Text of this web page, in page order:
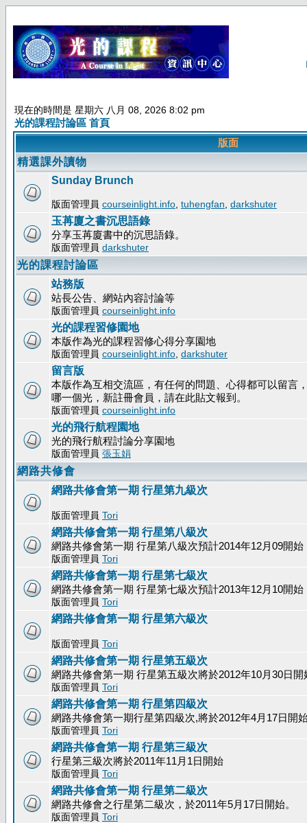
現在的時間是 星期六 八月 08, 2026 8:02 pm
光的課程討論區 首頁
版面
精選課外讀物
Sunday Brunch
版面管理員 courseinlight.info tuhengfan darkshuter
玉苒廈之書沉思語錄
分享玉苒廈書中的沉思語錄。
版面管理員 darkshuter
光的課程討論區
站務版
站長公告、網站內容討論等
版面管理員 courseinlight.info
光的課程習修園地
本版作為光的課程習修心得分享園地
版面管理員 courseinlight.info darkshuter
留言版
本版作為互相交流區，有任何的問題、心得都可以留言
哪一個光，新註冊會員，請在此貼文報到。
版面管理員 courseinlight.info
光的飛行航程園地
光的飛行航程討論分享園地
版面管理員 張玉娟
網路共修會
網路共修會第一期 行星第九級次
版面管理員 Tori
網路共修會第一期 行星第八級次
網路共修會第一期 行星第八級次預計2014年12月09開始
版面管理員 Tori
網路共修會第一期 行星第七級次
網路共修會第一期 行星第七級次預計2013年12月10開始
版面管理員 Tori
網路共修會第一期 行星第六級次
版面管理員 Tori
網路共修會第一期 行星第五級次
網路共修會第一期 行星第五級次將於2012年10月30日開
版面管理員 Tori
網路共修會第一期 行星第四級次
網路共修會第一期行星第四級次,將於2012年4月17日開
版面管理員 Tori
網路共修會第一期 行星第三級次
行星第三級次將於2011年11月1日開始
版面管理員 Tori
網路共修會第一期 行星第二級次
網路共修會之行星第二級次，於2011年5月17日開始。
版面管理員 Tori